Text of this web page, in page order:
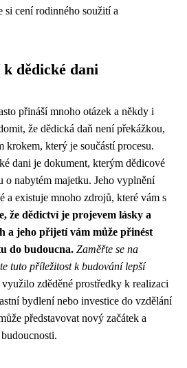
si cení rodinného soužití a
dědické dani
přináší mnoho otázek a někdy i
že dědická daň není překážkou,
krokem, který je součástí procesu.
dani je dokument, kterým dědicové
nabytém majetku. Jeho vyplnění
a existuje mnoho zdrojů, které vám s
že dědictví je projevem lásky a
a jeho přijetí vám může přinést
do budoucna. Zaměřte se na
tuto příležitost k budování lepší
zděděné prostředky k realizaci
bydlení nebo investice do vzdělání
představovat nový začátek a